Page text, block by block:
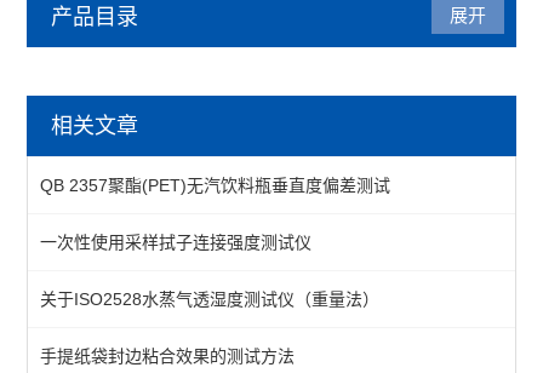
产品目录
油墨脱色试验机
空气含量测试仪
热粘试验仪
揉搓试验仪
抗跌落试验仪
展开
相关文章
QB 2357聚酯(PET)无汽饮料瓶垂直度偏差测试
一次性使用采样拭子连接强度测试仪
关于ISO2528水蒸气透湿度测试仪（重量法）
手提纸袋封边粘合效果的测试方法